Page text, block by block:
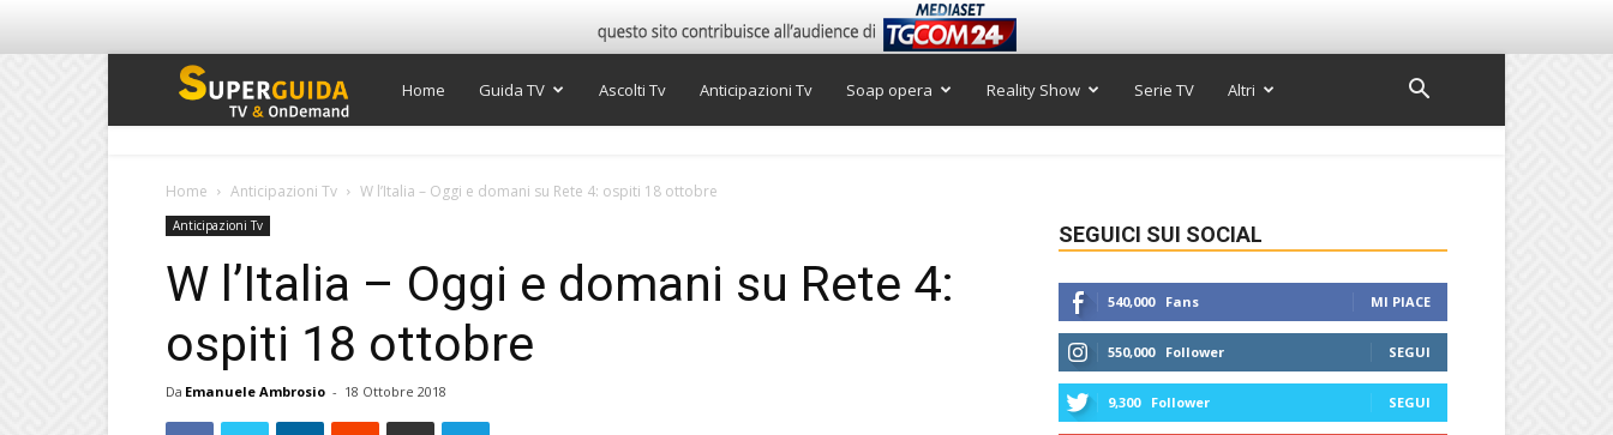
Super
Home Guida TV Ascolti Tv Anticipazioni Tv Soap opera Reality Show Serie TV Altri
Home Anticipazioni Tv W l’Italia – Oggi e domani su Rete 4: ospiti 18 ottobre
Anticipazioni Tv
W l’Italia – Oggi e domani su Rete 4:
ospiti 18 ottobre
Da Emanuele Ambrosio - 18 Ottobre 2018
SEGUICI SUI SOCIAL
540,000 Fans MI PIACE
550,000 Follower SEGUI
9,300 Follower SEGUI